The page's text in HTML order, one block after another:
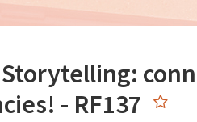
- RF137